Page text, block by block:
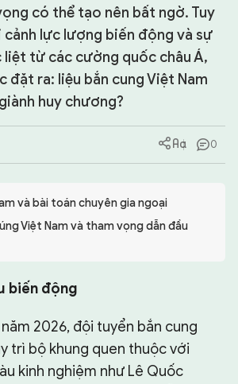
có thể tạo nên bất ngờ. Tuy
lực lượng biến động và sự
liệt từ các cường quốc châu Á,
đặt ra: liệu bắn cung Việt Nam
huy chương?
0
và bài toán chuyên gia ngoại
Việt Nam và tham vọng dẫn đầu
biến động
2026, đội tuyển bắn cung
trì bộ khung quen thuộc với
kinh nghiệm như Lê Quốc